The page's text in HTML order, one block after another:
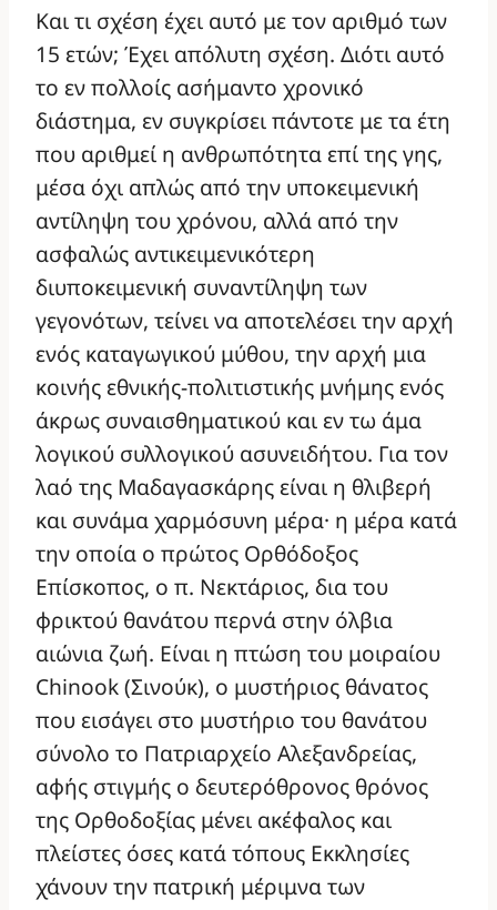
Και τι σχέση έχει αυτό με τον αριθμό των
15 ετών; Έχει απόλυτη σχέση. Διότι αυτό
το εν πολλοίς ασήμαντο χρονικό
διάστημα, εν συγκρίσει πάντοτε με τα έτη
που αριθμεί η ανθρωπότητα επί της γης,
μέσα όχι απλώς από την υποκειμενική
αντίληψη του χρόνου, αλλά από την
ασφαλώς αντικειμενικότερη
διυποκειμενική συναντίληψη των
γεγονότων, τείνει να αποτελέσει την αρχή
ενός καταγωγικού μύθου, την αρχή μια
κοινής εθνικής-πολιτιστικής μνήμης ενός
άκρως συναισθηματικού και εν τω άμα
λογικού συλλογικού ασυνειδήτου. Για τον
λαό της Μαδαγασκάρης είναι η θλιβερή
και συνάμα χαρμόσυνη μέρα· η μέρα κατά
την οποία ο πρώτος Ορθόδοξος
Επίσκοπος, ο π. Νεκτάριος, δια του
φρικτού θανάτου περνά στην όλβια
αιώνια ζωή. Είναι η πτώση του μοιραίου
Chinook (Σινούκ), ο μυστήριος θάνατος
που εισάγει στο μυστήριο του θανάτου
σύνολο το Πατριαρχείο Αλεξανδρείας,
αφής στιγμής ο δευτερόθρονος θρόνος
της Ορθοδοξίας μένει ακέφαλος και
πλείστες όσες κατά τόπους Εκκλησίες
χάνουν την πατρική μέριμνα των